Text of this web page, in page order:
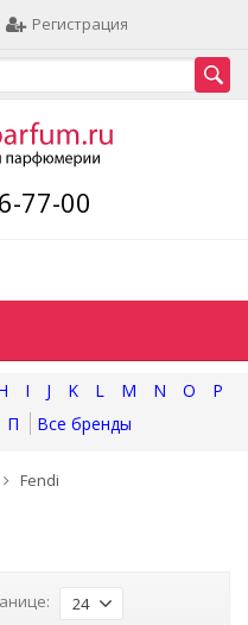
Регистрация
77-00
I J K L M N O
P
П
Fendi
24